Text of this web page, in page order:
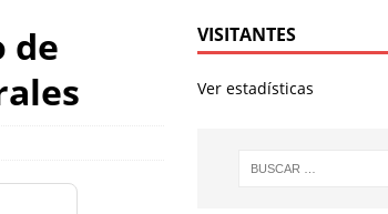
de
VISITANTES
Ver estadísticas